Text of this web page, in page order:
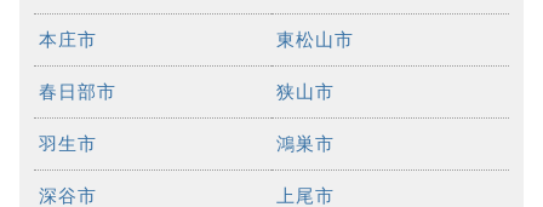
本庄市 東松山市
春日部市 狭山市
羽生市 鴻巣市
深谷市 上尾市